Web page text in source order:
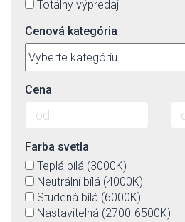
Totálny výpredaj
Cenová kategória
Cena
Farba svetla
Teplá bílá (3000K)
Neutrální bílá (4000K)
Studená bílá (6000K)
Nastavitelná (2700-6500K)